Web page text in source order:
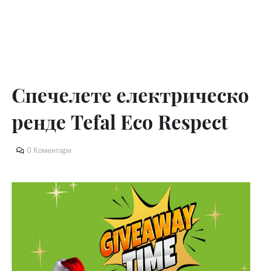
Спечелете електрическо
ренде Tefal Eco Respect
0 Коментари